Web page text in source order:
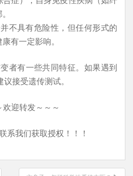
不具有危险性，但任何形式的
有一定影响。
者有一些共同特征。如果遇到
接受遗传测试。
欢迎转发～～～
系我们获取授权！！！